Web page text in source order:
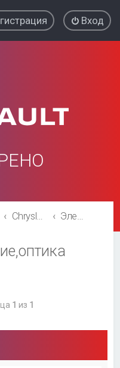
Вход
Chrysler Voyager\ Dodge Caravan Электрооборудование,оптика
1 из 1